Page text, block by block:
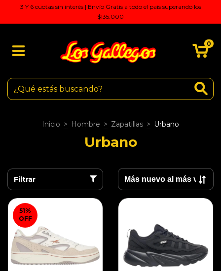
3 Y 6 cuotas sin interés | Envío Gratis a todo el país superando los
$135.000
0
Inicio > Hombre > Zapatillas > Urbano
Urbano
Filtrar
51%
OFF